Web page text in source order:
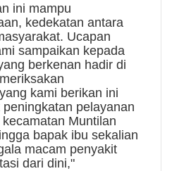
ini mampu
kedekatan antara
Ucapan
sampaikan kepada
berkenan hadir di
kami berikan ini
pelayanan
Muntilan
bapak ibu sekalian
macam penyakit
dari dini,"